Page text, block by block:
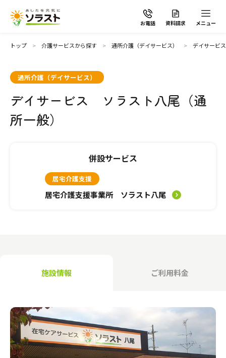
お電話 資料請求 メニュー
ソラストの想い
施設で暮らす
よくあるご質問
介護保険サービス利用の流れ
介護お役立ちコラム「そらまめ＋」
トップ 介護サービスから探す 通所介護（デイサービス） デイサービ
通所介護（デイサービス）
デイサービス ソラスト八尾（通
所一般）
併設サービス
居宅介護支援
居宅介護支援事業所 ソラスト八尾
施設情報 ご利用料金